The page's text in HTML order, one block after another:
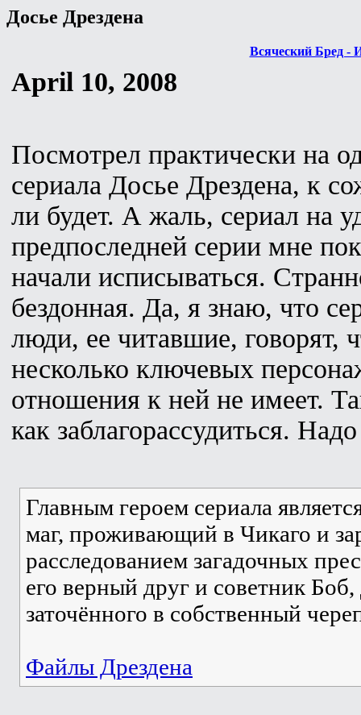
Досье Дрездена
Всяческий Бред -
April 10, 2008
Посмотрел практически на
сериала Досье Дрездена, к
ли будет. А жаль, сериал на
предпоследней серии мне
начали исписываться.
бездонная. Да, я знаю, что
люди, ее читавшие, говорят,
несколько ключевых
отношения к ней не имеет.
как заблагорассудиться.
Главным героем сериала
маг, проживающий в Чикаго и
расследованием загадочных
его верный друг и советник
заточённого в собственный
Файлы Дрездена